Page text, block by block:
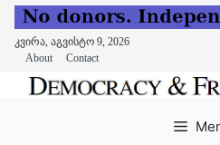
კვირა, აგვისტო 9, 2026
About
Contact